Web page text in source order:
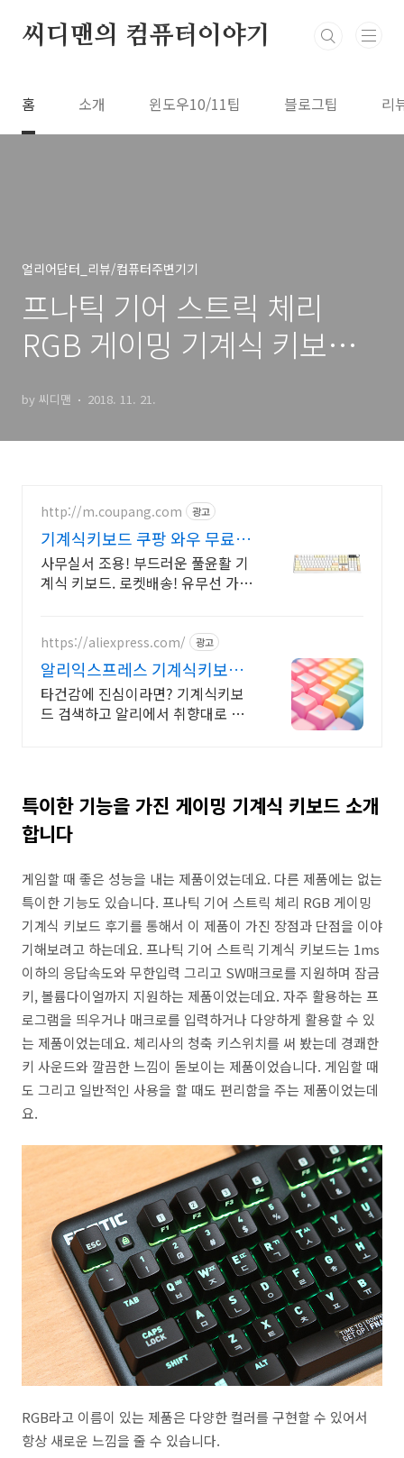
씨디맨의 컴퓨터이야기
홈 소개 윈도우10/11팁 블로그팁 리
얼리어답터_리뷰/컴퓨터주변기기
프나틱 기어 스트릭 체리
RGB 게이밍 기계식 키보드
by 씨디맨 2018. 11. 21.
http://m.coupang.com 광고
기계식키보드 쿠팡 와우 무료배
송
사무실서 조용! 부드러운 풀윤활 기
계식 키보드. 로켓배송! 유무선 가스
https://aliexpress.com/ 광고
알리익스프레스 기계식키보드
내 맘에 쏙드는 오늘의 특가
타건감에 진심이라면? 기계식키보
드 검색하고 알리에서 취향대로 골
특이한 기능을 가진 게이밍 기계식 키보드 소개
합니다
게임할 때 좋은 성능을 내는 제품이었는데요. 다른 제품에는 없는
특이한 기능도 있습니다. 프나틱 기어 스트릭 체리 RGB 게이밍
기계식 키보드 후기를 통해서 이 제품이 가진 장점과 단점을 이야
기해보려고 하는데요. 프나틱 기어 스트릭 기계식 키보드는 1ms
이하의 응답속도와 무한입력 그리고 SW매크로를 지원하며 잠금
키, 볼륨다이얼까지 지원하는 제품이었는데요. 자주 활용하는 프
로그램을 띄우거나 매크로를 입력하거나 다양하게 활용할 수 있
는 제품이었는데요. 체리사의 청축 키스위치를 써 봤는데 경쾌한
키 사운드와 깔끔한 느낌이 돋보이는 제품이었습니다. 게임할 때
도 그리고 일반적인 사용을 할 때도 편리함을 주는 제품이었는데
요.
RGB라고 이름이 있는 제품은 다양한 컬러를 구현할 수 있어서
항상 새로운 느낌을 줄 수 있습니다.